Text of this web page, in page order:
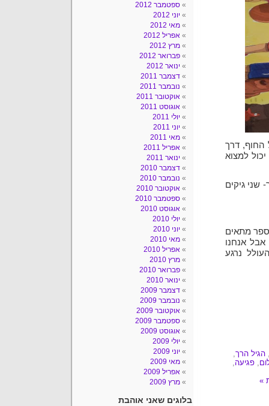
החוף, דרך
למצוא
שני גיקים
מתאים
אבל אנחנו
נרגע
הגיל הרך,
, פגיעה,
ספטמבר 2012
יוני 2012
מאי 2012
אפריל 2012
מרץ 2012
פברואר 2012
ינואר 2012
דצמבר 2011
נובמבר 2011
אוקטובר 2011
אוגוסט 2011
יולי 2011
יוני 2011
מאי 2011
אפריל 2011
ינואר 2011
דצמבר 2010
נובמבר 2010
אוקטובר 2010
ספטמבר 2010
אוגוסט 2010
יולי 2010
יוני 2010
מאי 2010
אפריל 2010
מרץ 2010
פברואר 2010
ינואר 2010
דצמבר 2009
נובמבר 2009
אוקטובר 2009
ספטמבר 2009
אוגוסט 2009
יולי 2009
יוני 2009
מאי 2009
אפריל 2009
מרץ 2009
בלוגים שאני אוהבת